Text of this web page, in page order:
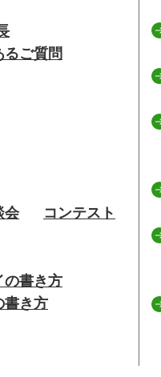
るご質問
会 コンテスト
の書き方
書き方